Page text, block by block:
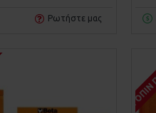
Ρωτήστε μας